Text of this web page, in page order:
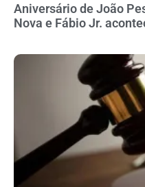
Aniversário de João
Nova e Fábio Jr.